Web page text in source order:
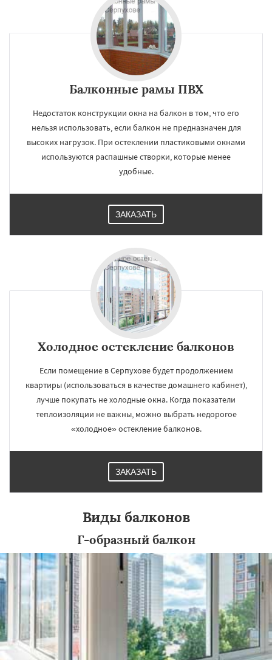
Балконные рамы ПВХ
Недостаток конструкции окна на балкон в том, что его
нельзя использовать, если балкон не предназначен для
высоких нагрузок. При остеклении пластиковыми окнами
используются распашные створки, которые менее
удобные.
ЗАКАЗАТЬ
Холодное остекление балконов
Если помещение в Серпухове будет продолжением
квартиры (использоваться в качестве домашнего кабинет),
лучше покупать не холодные окна. Когда показатели
теплоизоляции не важны, можно выбрать недорогое
«холодное» остекление балконов.
ЗАКАЗАТЬ
Виды балконов
Г-образный балкон